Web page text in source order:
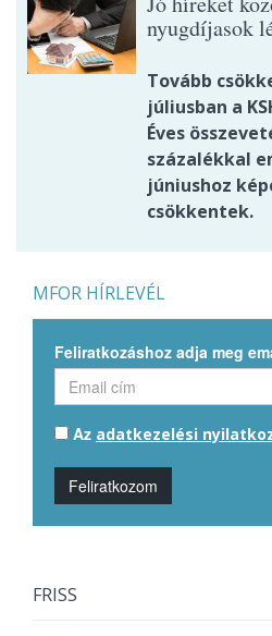
nyugdíjasok
Tovább
júliusban a
Éves
százalékkal
júniushoz
csökkentek.
MFOR HÍRLEVÉL
Feliratkozáshoz adja meg
Az adatkezelési
Feliratkozom
FRISS